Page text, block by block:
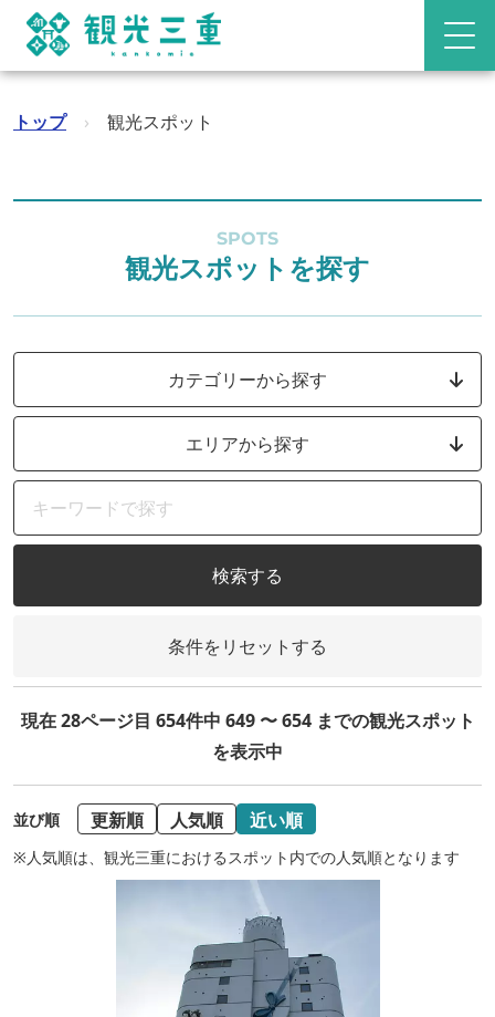
トップ › 観光スポット
SPOTS
観光スポットを探す
カテゴリーから探す
エリアから探す
検索する
条件をリセットする
現在 28ページ目 654件中 649 〜 654 までの観光スポット
を表示中
並び順 更新順 人気順 近い順
※人気順は、観光三重におけるスポット内での人気順となります